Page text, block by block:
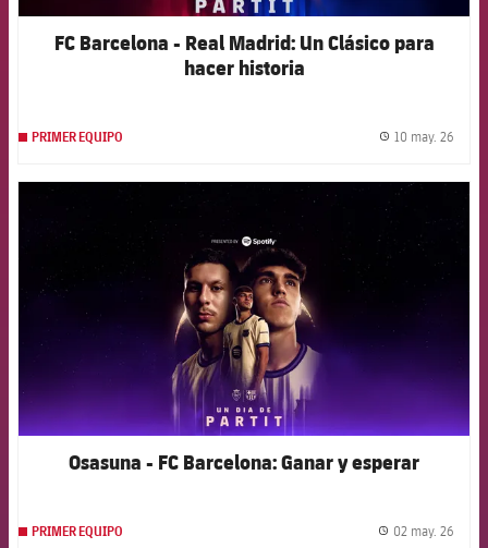
FC Barcelona - Real Madrid: Un Clásico para
hacer historia
PRIMER EQUIPO 10 may. 26
FCB Barcelona badge
Osasuna - FC Barcelona: Ganar y esperar
PRIMER EQUIPO 02 may. 26